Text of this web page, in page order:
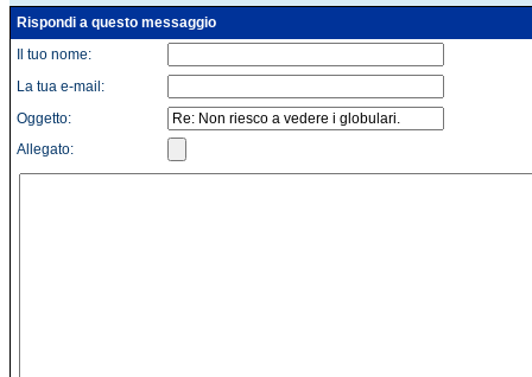
Rispondi a questo messaggio
Il tuo nome:
La tua e-mail:
Oggetto:
Allegato: